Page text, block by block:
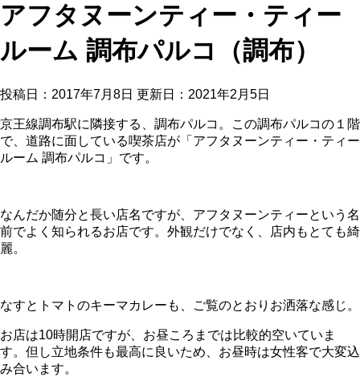
アフタヌーンティー・ティー
ルーム 調布パルコ（調布）
投稿日：2017年7月8日 更新日： 2021年2月5日
京王線調布駅に隣接する、調布パルコ。この調布パルコの１階
で、道路に面している喫茶店が「アフタヌーンティー・ティー
ルーム 調布パルコ」です。
なんだか随分と長い店名ですが、アフタヌーンティーという名
前でよく知られるお店です。外観だけでなく、店内もとても綺
麗。
なすとトマトのキーマカレーも、ご覧のとおりお洒落な感じ。
お店は10時開店ですが、お昼ころまでは比較的空いていま
す。但し立地条件も最高に良いため、お昼時は女性客で大変込
み合います。